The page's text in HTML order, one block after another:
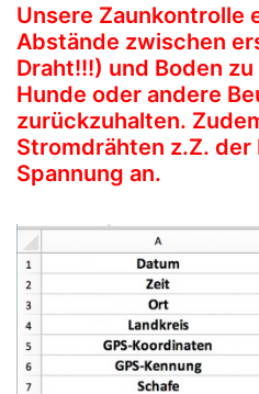
Unsere Zaunkontrolle
Abstände zwischen
Draht!!!) und Boden
Hunde oder andere
zurückzuhalten.
Stromdrähten z.Z. der
Spannung an.